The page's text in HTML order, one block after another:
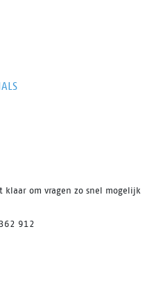
klaar om vragen zo snel mogelijk
912